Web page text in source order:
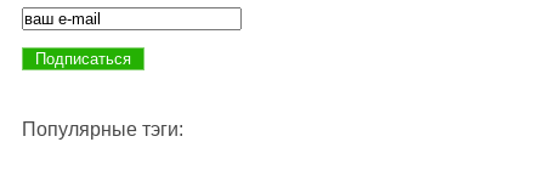
Популярные тэги: